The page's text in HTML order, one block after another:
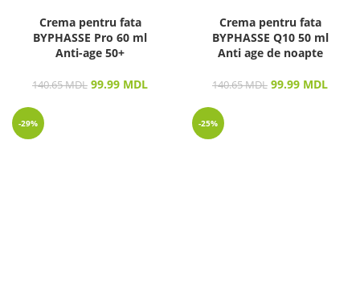
Crema pentru fata
BYPHASSE Pro 60 ml
Anti-age 50+
140.65MDL 99.99 MDL
Crema pentru fata
BYPHASSE Q10 50 ml
Anti age de noapte
140.65MDL 99.99 MDL
-29% -25%